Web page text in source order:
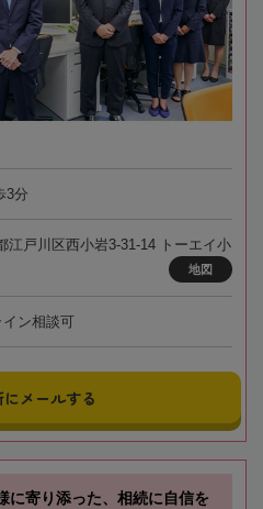
3分
江戸川区西小岩3-31-14 トーエイ小
地図
ン相談可
メールする
に寄り添った、相続に自信を